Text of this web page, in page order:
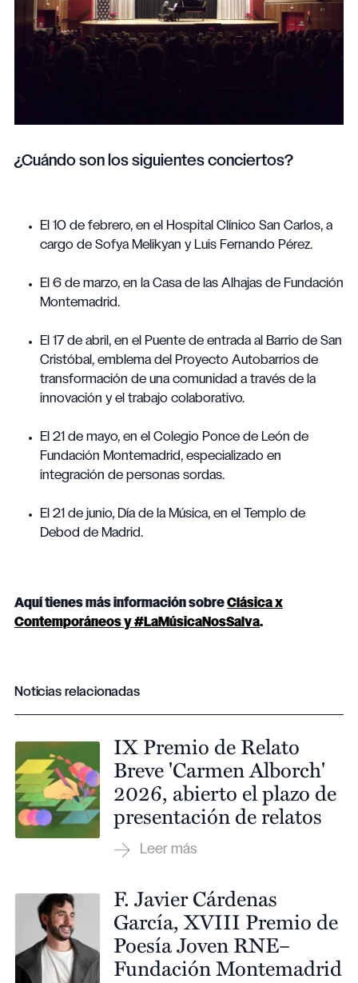
¿Cuándo son los siguientes conciertos?
El 10 de febrero, en el Hospital Clínico San Carlos, a
cargo de Sofya Melikyan y Luis Fernando Pérez.
El 6 de marzo, en la Casa de las Alhajas de Fundación
Montemadrid.
El 17 de abril, en el Puente de entrada al Barrio de San
Cristóbal, emblema del Proyecto Autobarrios de
transformación de una comunidad a través de la
innovación y el trabajo colaborativo.
El 21 de mayo, en el Colegio Ponce de León de
Fundación Montemadrid, especializado en
integración de personas sordas.
El 21 de junio, Día de la Música, en el Templo de
Debod de Madrid.
Aquí tienes más información sobre Clásica x
Contemporáneos y #LaMúsicaNosSalva.
Noticias relacionadas
IX Premio de Relato
Breve 'Carmen Alborch'
2026, abierto el plazo de
presentación de relatos
F. Javier Cárdenas
García, XVIII Premio de
Poesía Joven RNE–
Fundación Montemadrid